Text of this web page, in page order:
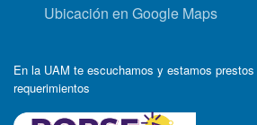
Ubicación en Google Maps
En la UAM te escuchamos y estamos
requerimientos